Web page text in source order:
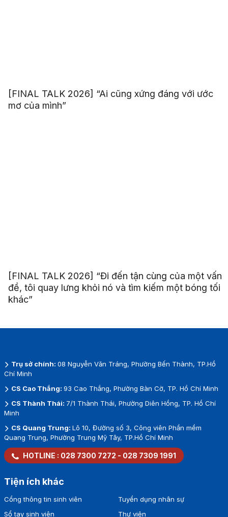
[FINAL TALK 2026] “Ai cũng xứng đáng với ước
mơ của mình”
[FINAL TALK 2026] “Đi đến tận cùng của một vấn
đề, tôi quay lưng khỏi nó và tìm kiếm một bóng tối
khác”
Trụ sở chính: 08 Nguyễn Văn Tráng, Phường Bến Thành, TP.Hồ
Chí Minh
CS Cao Thắng: 93 Cao Thắng, Phường Bàn Cờ, TP. Hồ Chí Minh
CS Thành Thái: 7/1 Thành Thái, Phường Diên Hồng, TP. Hồ Chí
Minh
CS Quang Trung: Lô 10, Đường số 3, Công viên Phần mềm
Quang Trung, Phường Trung Mỹ Tây, TP.Hồ Chí Minh
HOTLINE : 028 7300 7272 - 028 7309 1991
Tiện ích khác
Cổng thông tin sinh viên
Sổ tay sinh viên
Tuyển dụng nhân sự
Thư viện